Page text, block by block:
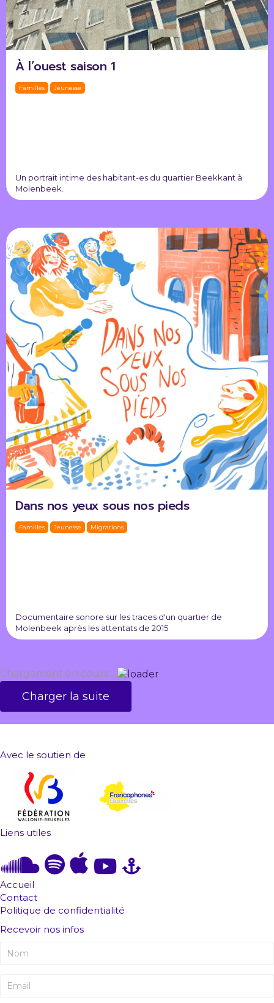
À l’ouest saison 1
Familles Jeunesse
Un portrait intime des habitant-es du quartier Beekkant à
Molenbeek.
Dans nos yeux sous nos pieds
Familles Jeunesse Migrations
Documentaire sonore sur les traces d'un quartier de
Molenbeek après les attentats de 2015
Chargement en cours…
Charger la suite
Avec le soutien de
Liens utiles
Accueil
Contact
Politique de confidentialité
Recevoir nos infos